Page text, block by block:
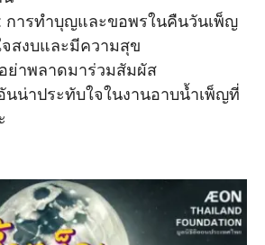
การทำบุญและขอพรในคืนวันเพ็ญ
สงบและมีความสุข
ย่าพลาดมาร่วมสัมผัส
น่าประทับใจในงานอาบน้ำเพ็ญที่